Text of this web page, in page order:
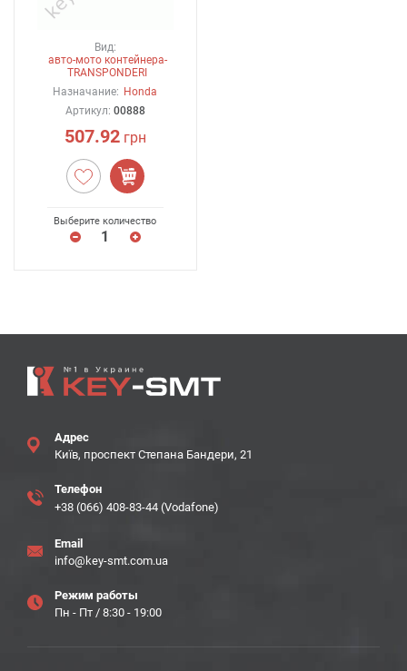
Вид:
авто-мото контейнера-
TRANSPONDERI
Назначание: Honda
Артикул: 00888
507.92грн
Выберите количество
Адрес
Київ, проспект Степана Бандери, 21
Телефон
+38 (066) 408-83-44 (Vodafone)
Email
info@key-smt.com.ua
Режим работы
Пн - Пт / 8:30 - 19:00